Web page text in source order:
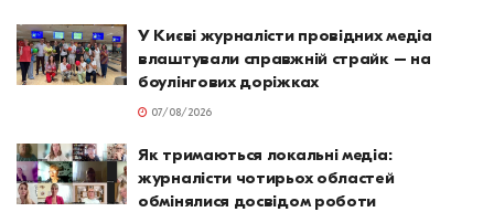
У Києві журналісти провідних медіа
влаштували справжній страйк – на
боулінгових доріжках
07/08/2026
Як тримаються локальні медіа:
журналісти чотирьох областей
обмінялися досвідом роботи